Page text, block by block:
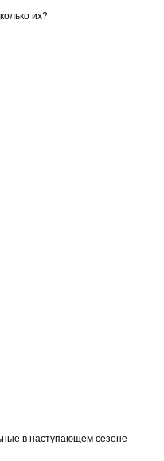
их?
в наступающем сезоне